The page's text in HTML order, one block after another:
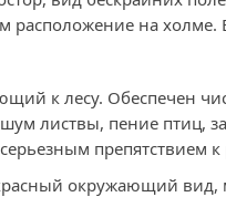
расположение на
к лесу. Обеспечен
листвы, пение птиц,
препятствием
окружающий